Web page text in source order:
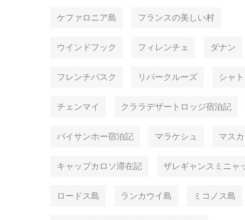
ケファロニア島 フランスの美しい村
ウインドフック フィレンチェ ダナン
フレンチバスク リバークルーズ シャ
チェンマイ クララデザートロッジ宿泊記
バイサンホー宿泊記 マラケシュ マスカ
キャップカロソ滞在記 ザレギャンスミニャ
ロードス島 ランカウイ島 ミコノス島